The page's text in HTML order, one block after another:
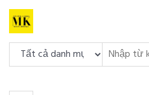
DANH
MỤC
MENU